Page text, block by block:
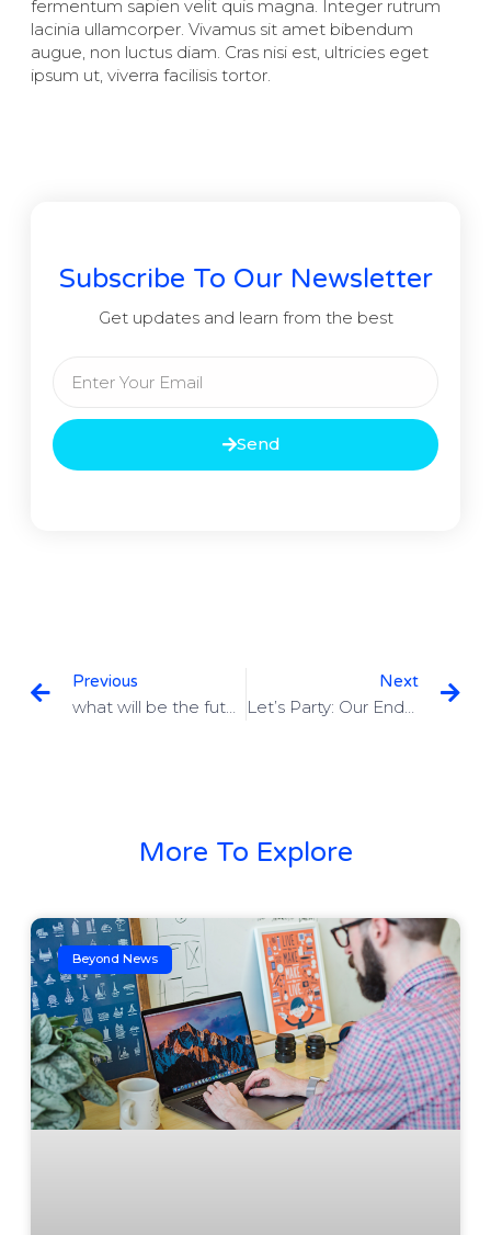
fermentum sapien velit quis magna. Integer rutrum
lacinia ullamcorper. Vivamus sit amet bibendum
augue, non luctus diam. Cras nisi est, ultricies eget
ipsum ut, viverra facilisis tortor.
Subscribe To Our Newsletter
Get updates and learn from the best
Send
Previous Next
More To Explore
Beyond News